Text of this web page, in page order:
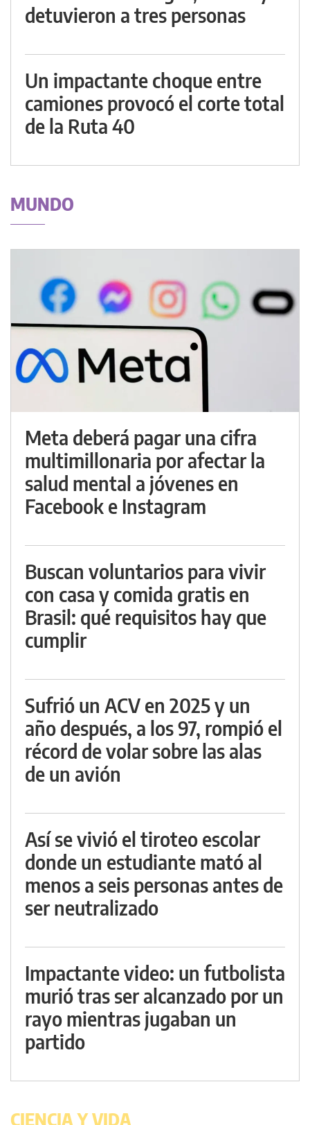
detuvieron a tres personas
Un impactante choque entre
camiones provocó el corte total
de la Ruta 40
MUNDO
Meta deberá pagar una cifra
multimillonaria por afectar la
salud mental a jóvenes en
Facebook e Instagram
Buscan voluntarios para vivir
con casa y comida gratis en
Brasil: qué requisitos hay que
cumplir
Sufrió un ACV en 2025 y un
año después, a los 97, rompió el
récord de volar sobre las alas
de un avión
Así se vivió el tiroteo escolar
donde un estudiante mató al
menos a seis personas antes de
ser neutralizado
Impactante video: un futbolista
murió tras ser alcanzado por un
rayo mientras jugaban un
partido
CIENCIA Y VIDA